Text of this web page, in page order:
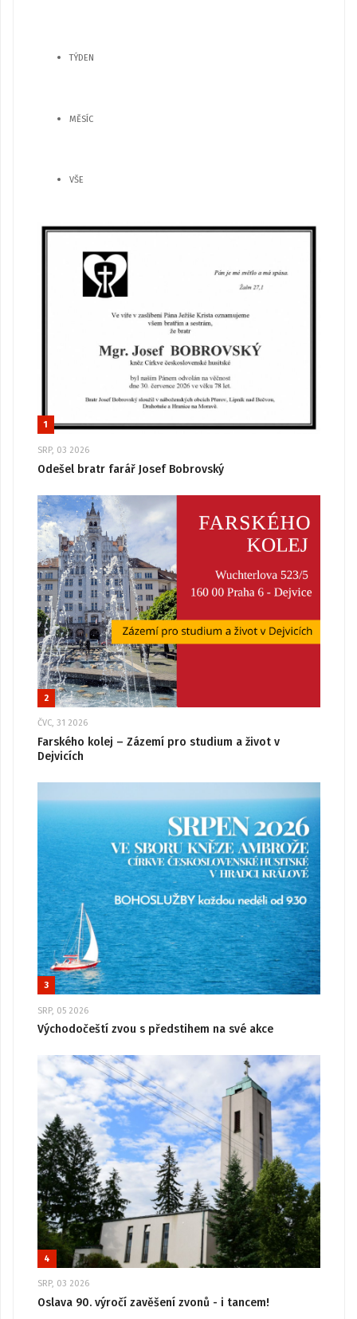
TÝDEN
MĚSÍC
VŠE
1
SRP, 03 2026
Odešel bratr farář Josef Bobrovský
2
ČVC, 31 2026
Farského kolej – Zázemí pro studium a život v
Dejvicích
3
SRP, 05 2026
Východočeští zvou s předstihem na své akce
4
SRP, 03 2026
Oslava 90. výročí zavěšení zvonů - i tancem!